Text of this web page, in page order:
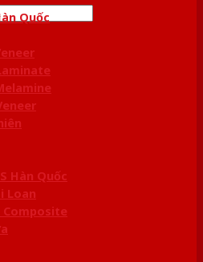
Quốc
Hàn Quốc
Loan
Composite